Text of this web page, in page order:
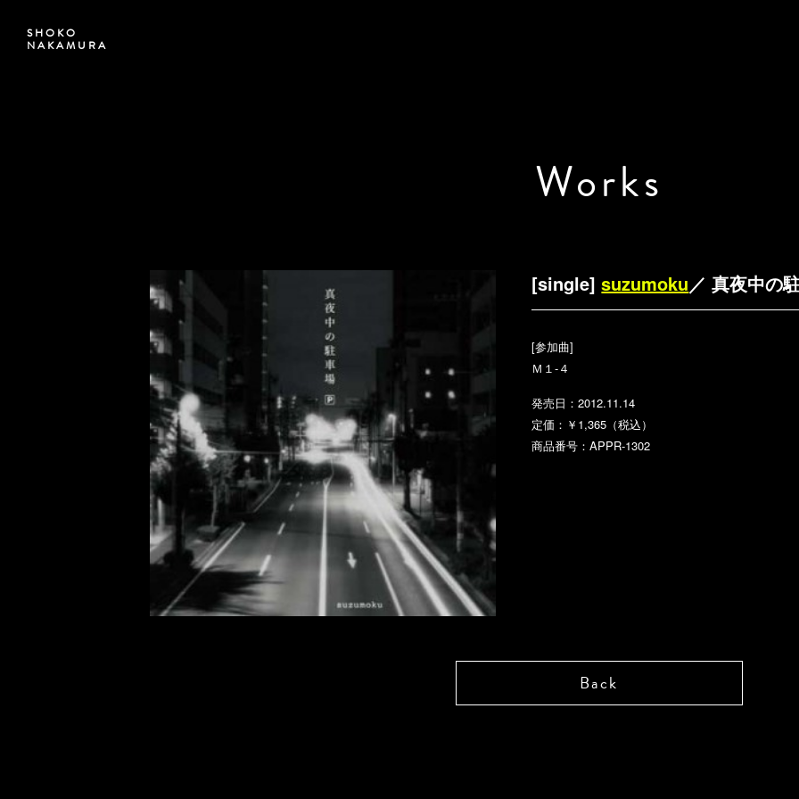
SHOKO
NAKAMURA
Works
[single]suzumoku／ 真夜中の
[参加曲]
Ｍ１-４
発売日：2012.11.14
定価：￥1,365（税込）
商品番号：APPR-1302
Back